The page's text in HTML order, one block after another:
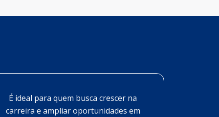
É ideal para quem busca crescer na
carreira e ampliar oportunidades em